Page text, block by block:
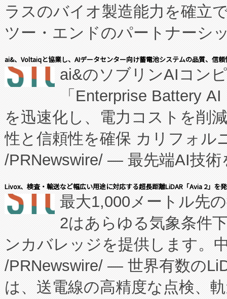
ラスのバイオ製造能力を確立
ツー・エンドのパートナーシ
表しました。 同社の実績ある
manufacturing™ (FCCM™) プ
たNeXは、バイオ医薬品製造
従来のフェッドバッチ施設の
に、患者やサプライチェーン
キー方式で拡張性が高く、持
す。FCCM‑を活用した現地生
患者にとっての費用負担を大
のアクセスを大幅に拡大する
Fully-Connected Continuous
プログラムには、施設設計・
に関する技術移転および知的
ai&、Voltaiqと協業し、AIデータセンター向け蓄電池システムの品質、信
ai&のソブリンAIコン
「Enterprise Battery
を迅速化し、電力コストを削
性と信頼性を確保 カリフォル
/PRNewswire/ — 最先端AI技術
会社エーアイ・アンド：本社
President原信平）と、エンタ
ードするVoltaiqは、日本にあ
ーエネルギー貯蔵システム（
た。 Voltaiq独自のAI搭載プラ
定、統合、導入、運用に至る
Livox、検査・輸送など幅広い用途に対応する超長距離LiDAR「Avia 2」を
最大1,000メートル先
2はあらゆる気象条件
ンカバレッジを提供します。
/PRNewswire/ — 世界有数の
は、送電線の高精度な点検、